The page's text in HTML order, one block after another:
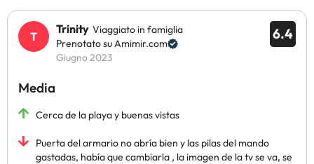
6.4
Trinity Viaggiato in famiglia
Prenotato su Amimir.com
Giugno 2023
Media
Cerca de la playa y buenas vistas
Puerta del armario no abría bien y las pilas del mando
gastadas, había que cambiarla , la imagen de la tv se va, se